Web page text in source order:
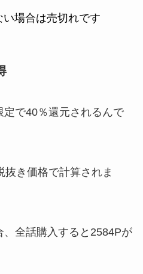
場合は売切れです
定で40％還元されるんで
き価格で計算されま
全話購入すると2584Pが